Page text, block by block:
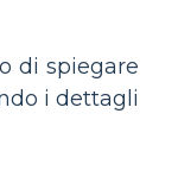
di spiegare
i dettagli